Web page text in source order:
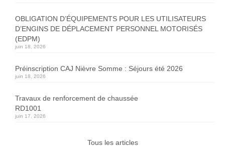
OBLIGATION D’ÉQUIPEMENTS POUR LES UTILISATEURS
D’ENGINS DE DÉPLACEMENT PERSONNEL MOTORISÉS
(EDPM)
juin 18, 2026
Préinscription CAJ Nièvre Somme : Séjours été 2026
juin 18, 2026
Travaux de renforcement de chaussée
RD1001
juin 17, 2026
Tous les articles